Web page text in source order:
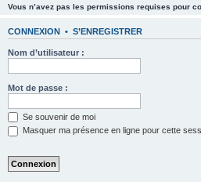
Vous n’avez pas les permissions requises pour
CONNEXION • S’ENREGISTRER
Nom d’utilisateur :
Mot de passe :
Se souvenir de moi
Masquer ma présence en ligne pour cette